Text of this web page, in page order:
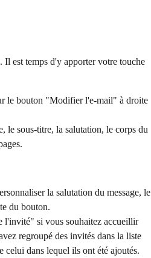
est temps d'y apporter votre touche
le bouton "Modifier l'e-mail" à droite
le sous-titre, la salutation, le corps du
la salutation du message, le
du bouton.
l'invité" si vous souhaitez accueillir
regroupé des invités dans la liste
celui dans lequel ils ont été ajoutés.